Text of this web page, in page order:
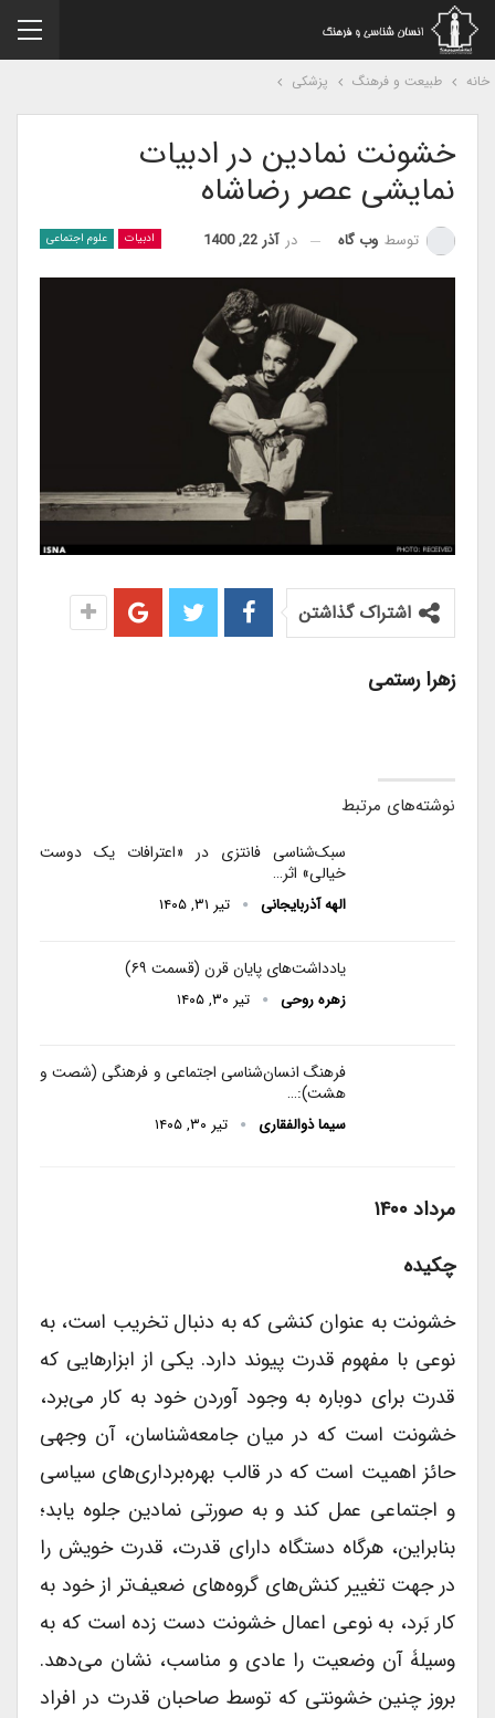
طبیعت و فرهنگ پزشکی
خشونت نمادین در ادبیات
نمایشی عصر رضاشاه
ادبیات علوم اجتماعی توسطوب گاه درآذر 22, 1400
اشتراک گذاشتن
زهرا رستمی
نوشته‌های مرتبط
سبک‌شناسی فانتزی در «اعترافات یک دوست
خیالی» اثر…
الهه آذربایجانی تیر ۳۱, ۱۴۰۵
یادداشت‌های پایان قرن (قسمت ۶۹)
زهره روحی تیر ۳۰, ۱۴۰۵
فرهنگ انسان‌شناسی اجتماعی و فرهنگی (شصت و
هشت):…
سیما ذوالفقاری تیر ۳۰, ۱۴۰۵
مرداد ۱۴۰۰
چکیده
خشونت به عنوان کنشی که به دنبال تخریب است، به
نوعی با مفهوم قدرت پیوند دارد. یکی از ابزارهایی که
قدرت برای دوباره به وجود آوردن خود به کار می‌برد،
خشونت است که در میان جامعه‌شناسان، آن وجهی
حائز اهمیت است که در قالب بهره‌برداری‌های سیاسی
و اجتماعی عمل کند و به صورتی نمادین جلوه یابد؛
بنابراین، هرگاه دستگاه دارای قدرت، قدرت خویش را
در جهت تغییر کنش‌های گروه‌های ضعیف‌تر از خود به
کار بَرد، به نوعی اعمال خشونت دست زده است که به
وسیلۀ آن وضعیت را عادی و مناسب، نشان می‌دهد.
بروز چنین خشونتی که توسط صاحبان قدرت در افراد